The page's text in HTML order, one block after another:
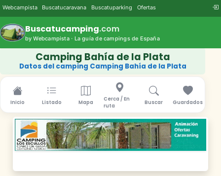
Webcampista Buscatucaravana Buscatuparking Ofertas
Buscatucamping.com
by Webcampista · La guía de campings de España
Camping Bahía de la Plata
Datos del camping Camping Bahía de la Plata
Inicio Listado Mapa
Cerca / En
ruta
Buscar Guardados